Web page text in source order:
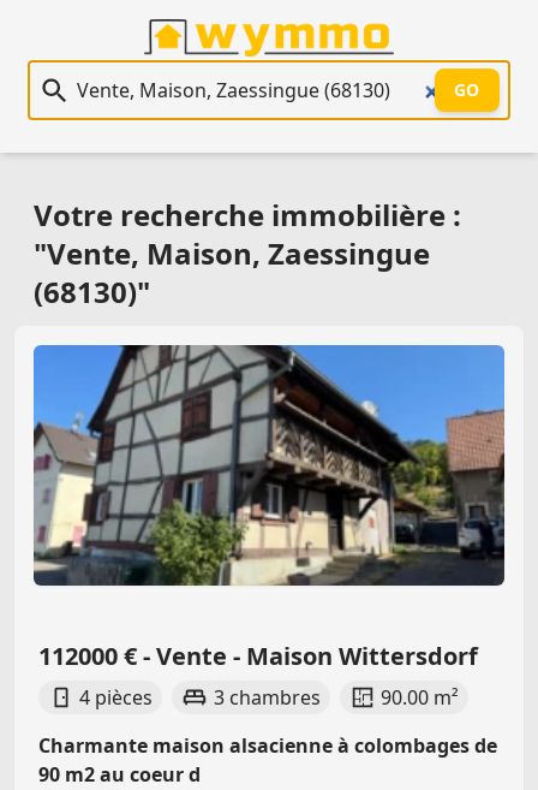
Recherche immobilière
GO
Votre recherche immobilière :
"Vente, Maison, Zaessingue
(68130)"
112000 € - Vente - Maison Wittersdorf
4 pièces 3 chambres
90.00 m²
Charmante maison alsacienne à colombages de
90 m2 au coeur d